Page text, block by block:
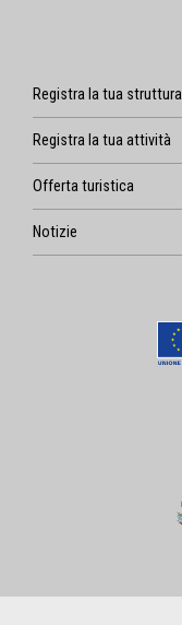
Registra la tua struttura
Registra la tua attività
Offerta turistica
Notizie